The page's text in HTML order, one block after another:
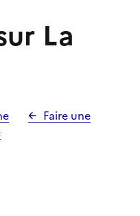
La
Faire une
le presse-papier